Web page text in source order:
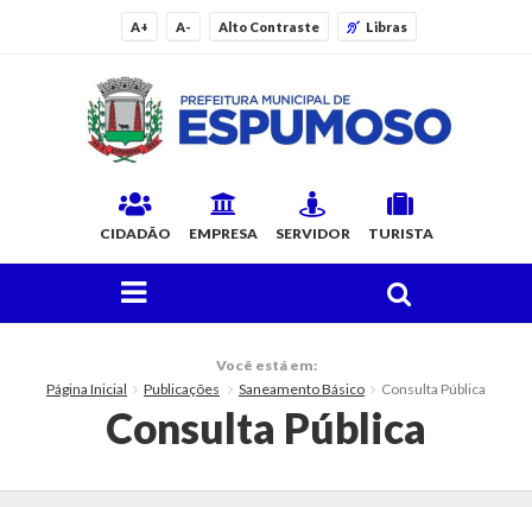
A+ A- Alto Contraste Libras
CIDADÃO EMPRESA SERVIDOR TURISTA
Você está em:
Página Inicial
Publicações Saneamento Básico Consulta Pública
Consulta Pública